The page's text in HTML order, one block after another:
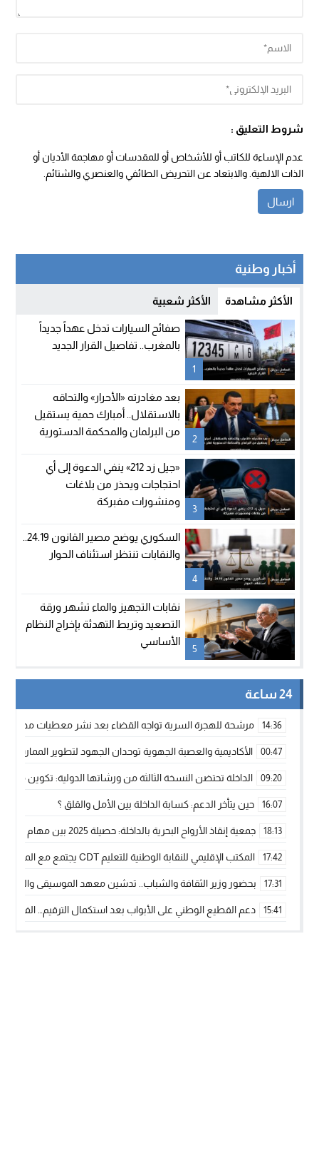
شروط التعليق :
عدم الإساءة للكاتب أو للأشخاص أو للمقدسات أو مهاجمة الأديان أو
الذات الالهية. والابتعاد عن التحريض الطائفي والعنصري والشتائم.
أخبار وطنية
الأكثر مشاهدة الأكثر شعبية
1
صفائح السيارات تدخل عهداً جديداً
بالمغرب.. تفاصيل القرار الجديد
2
بعد مغادرته «الأحرار» والتحاقه
بالاستقلال.. أمبارك حمية يستقيل
من البرلمان والمحكمة الدستورية
3
«جيل زد 212» ينفي الدعوة إلى أي
احتجاجات ويحذر من بلاغات
ومنشورات مفبركة
4
السكوري يوضح مصير القانون 24.19..
والنقابات تنتظر استئناف الحوار
5
نقابات التجهيز والماء تشهر ورقة
التصعيد وتربط التهدئة بإخراج النظام
الأساسي
24 ساعة
14:36 مرشحة للهجرة السرية تواجه القضاء بعد نشر معطيات مضللة
00:47 الأكاديمية والعصبة الجهوية توحدان الجهود لتطوير الممارسة
09:20 الداخلة تحتضن النسخة الثالثة من ورشاتها الدولية: تكوين
16:07 حين يتأخر الدعم: كسابة الداخلة بين الأمل والقلق ؟
18:13 جمعية إنقاذ الأرواح البحرية بالداخلة: حصيلة 2025 بين مهام الإنقاذ ومشروع “دار البحار”
17:42 المكتب الإقليمي للنقابة الوطنية للتعليم CDT يجتمع مع المدير الإقليمي لمناقشة ملفات جوهرية لنساء ورجال التعليم
17:31 بحضور وزير الثقافة والشباب.. تدشين معهد الموسيقى والفنون
15:41 دعم القطيع الوطني على الأبواب بعد استكمال الترقيم…